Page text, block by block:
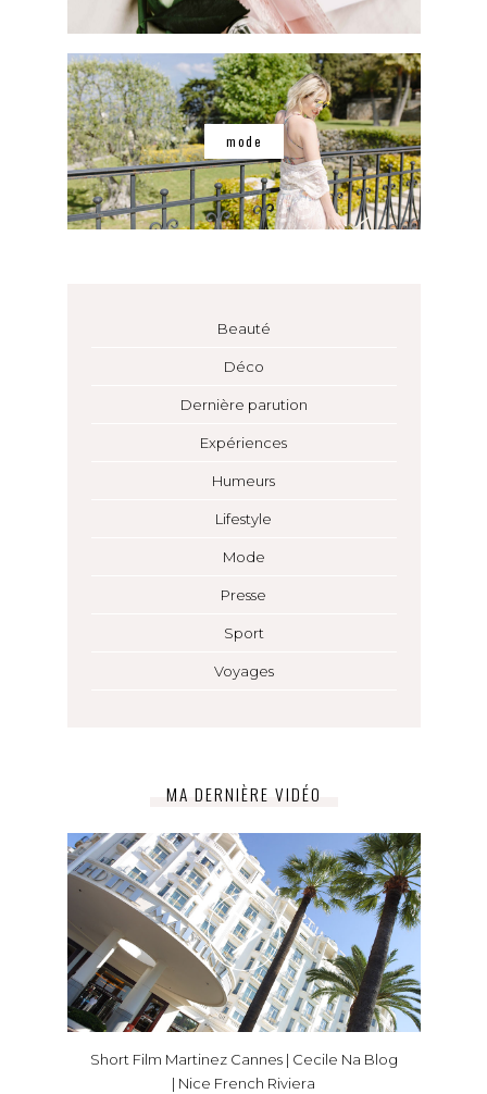
mode
Beauté
Déco
Dernière parution
Expériences
Humeurs
Lifestyle
Mode
Presse
Sport
Voyages
MA DERNIÈRE VIDÉO
Short Film Martinez Cannes | Cecile Na Blog
| Nice French Riviera